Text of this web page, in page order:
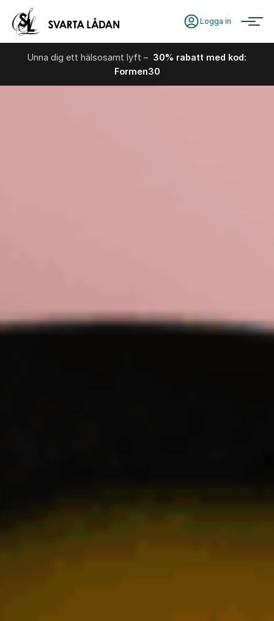
Logga in
Unna dig ett hälsosamt lyft – 30% rabatt med kod:
Formen30